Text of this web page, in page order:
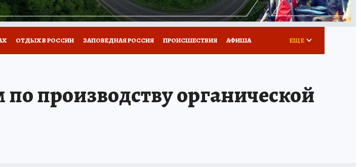
ОТДЫХ В РОССИИ ЗАПОВЕДНАЯ РОССИЯ ПРОИСШЕСТВИЯ АФИША ЕЩЕ
производству органической